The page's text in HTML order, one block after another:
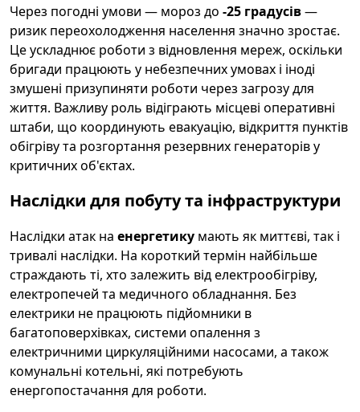
Через погодні умови — мороз до -25 градусів—
ризик переохолодження населення значно зростає.
Це ускладнює роботи з відновлення мереж, оскільки
бригади працюють у небезпечних умовах і іноді
змушені призупиняти роботи через загрозу для
життя. Важливу роль відіграють місцеві оперативні
штаби, що координують евакуацію, відкриття пунктів
обігріву та розгортання резервних генераторів у
критичних об'єктах.
Наслідки для побуту та інфраструктури
Наслідки атак на енергетику мають як миттєві, так і
тривалі наслідки. На короткий термін найбільше
страждають ті, хто залежить від електрообігріву,
електропечей та медичного обладнання. Без
електрики не працюють підйомники в
багатоповерхівках, системи опалення з
електричними циркуляційними насосами, а також
комунальні котельні, які потребують
енергопостачання для роботи.